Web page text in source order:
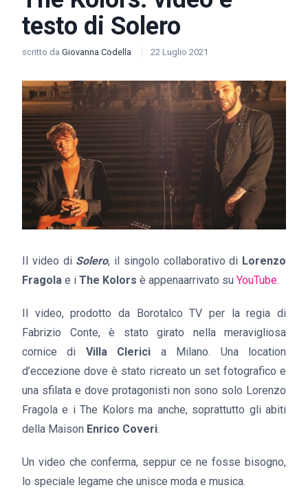
testo di Solero
scritto da Giovanna Codella 22 Luglio 2021
Il video di Solero, il singolo collaborativo di Lorenzo
Fragola e i The Kolors è appenaarrivato su YouTube.
Il video, prodotto da Borotalco TV per la regia di
Fabrizio Conte, è stato girato nella meravigliosa
cornice di Villa Clerici a Milano. Una location
d’eccezione dove è stato ricreato un set fotografico e
una sfilata e dove protagonisti non sono solo Lorenzo
Fragola e i The Kolors ma anche, soprattutto gli abiti
della Maison Enrico Coveri.
Un video che conferma, seppur ce ne fosse bisogno,
lo speciale legame che unisce moda e musica.